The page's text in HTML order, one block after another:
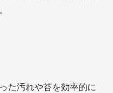
た汚れや苔を効率的に